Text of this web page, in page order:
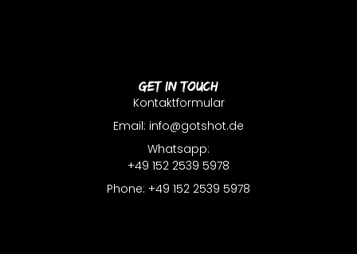
Get In Touch
Kontaktformular
Email: info@gotshot.de
Whatsapp:
+49 152 2539 5978
Phone: +49 152 2539 5978